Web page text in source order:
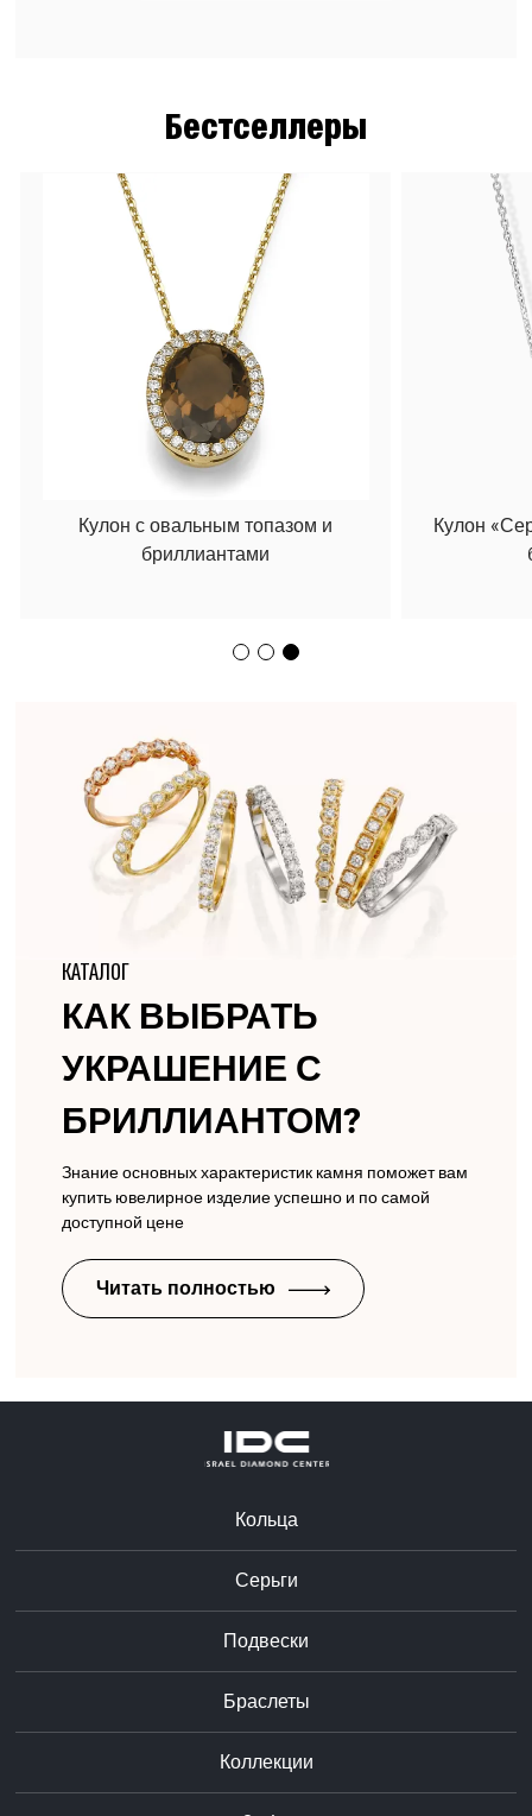
КАТАЛОГ
КАК ВЫБРАТЬ
УКРАШЕНИЕ С
БРИЛЛИАНТОМ?
Знание основных характеристик камня поможет вам
купить ювелирное изделие успешно и по самой
доступной цене
Читать полностью
Бестселлеры
Кулон
Кулон с овальным топазом и
бриллиантами
Кольца
Серьги
Подвески
Браслеты
Коллекции